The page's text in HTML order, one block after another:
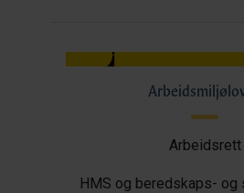
Arbeidsrett
HMS og beredskaps-